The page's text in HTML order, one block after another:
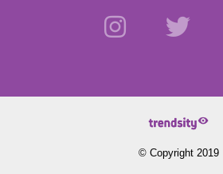
© Copyright 2019